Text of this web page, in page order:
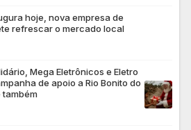
hoje, nova empresa de
refrescar o mercado local
Mega Eletrônicos e Eletro
de apoio a Rio Bonito do